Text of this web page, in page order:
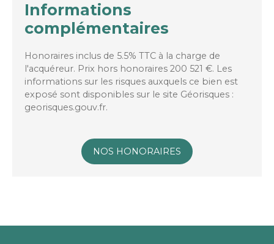
Informations
complémentaires
Honoraires inclus de 5.5% TTC à la charge de
l'acquéreur. Prix hors honoraires 200 521 €. Les
informations sur les risques auxquels ce bien est
exposé sont disponibles sur le site Géorisques :
georisques.gouv.fr.
NOS HONORAIRES